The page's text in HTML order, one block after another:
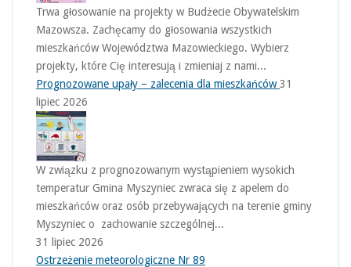
Trwa głosowanie na projekty w Budżecie Obywatelskim
Mazowsza. Zachęcamy do głosowania wszystkich
mieszkańców Województwa Mazowieckiego. Wybierz
projekty, które Cię interesują i zmieniaj z nami...
Prognozowane upały – zalecenia dla mieszkańców31
lipiec 2026
W związku z prognozowanym wystąpieniem wysokich
temperatur Gmina Myszyniec zwraca się z apelem do
mieszkańców oraz osób przebywających na terenie gminy
Myszyniec o zachowanie szczególnej...
31 lipiec 2026
Ostrzeżenie meteorologiczne Nr 89